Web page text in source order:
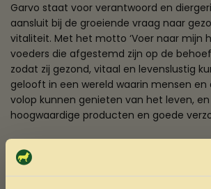
Garvo staat voor verantwoord en
aansluit bij de groeiende vraag naar
vitaliteit. Met het motto ‘Voer naar mijn
voeders die afgestemd zijn op de
zodat zij gezond, vitaal en levenslustig
gelooft in een wereld waarin mensen en
volop kunnen genieten van het leven,
hoogwaardige producten en goede
diensten die bijdragen aan het welzijn
ondersteund door samenwerking,